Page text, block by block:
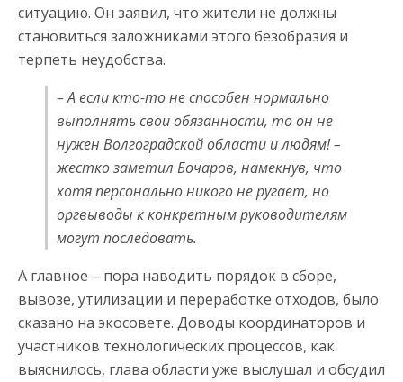
ситуацию. Он заявил, что жители не должны
становиться заложниками этого безобразия и
терпеть неудобства.
– А если кто-то не способен нормально
выполнять свои обязанности, то он не
нужен Волгоградской области и людям! –
жестко заметил Бочаров, намекнув, что
хотя персонально никого не ругает, но
оргвыводы к конкретным руководителям
могут последовать.
А главное – пора наводить порядок в сборе,
вывозе, утилизации и переработке отходов, было
сказано на экосовете. Доводы координаторов и
участников технологических процессов, как
выяснилось, глава области уже выслушал и обсудил